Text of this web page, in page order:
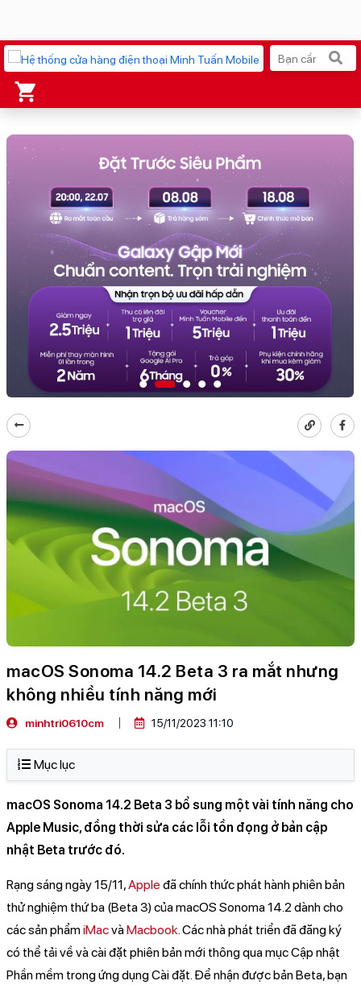
iPhone 17 Pro Max MacBook Neo giá tốt
AirTag 2 Mới Galaxy Z8 Series
AirPods 4 OPPO Reno16
Apple Watch S11 Ốp lưng Pitaka
Osmo Pocket 4 Ốp lưng Apple
Loa Marshall Cốc sạc Apple
macOS Sonoma 14.2 Beta 3 ra mắt nhưng
không nhiều tính năng mới
minhtri0610cm 15/11/2023 11:10
Mục lục
macOS Sonoma 14.2 Beta 3 bổ sung một vài tính năng cho
Apple Music, đồng thời sửa các lỗi tồn đọng ở bản cập
nhật Beta trước đó.
Rạng sáng ngày 15/11,Apple đã chính thức phát hành phiên bản
thử nghiệm thứ ba (Beta 3) của macOS Sonoma 14.2 dành cho
các sản phẩmiMacvàMacbook. Các nhà phát triển đã đăng ký
có thể tải về và cài đặt phiên bản mới thông qua mục Cập nhật
Phần mềm trong ứng dụng Cài đặt. Để nhận được bản Beta, bạn